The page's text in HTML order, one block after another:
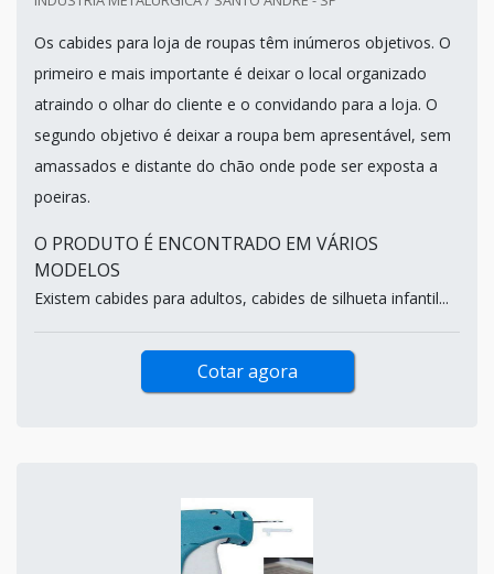
Os cabides para loja de roupas têm inúmeros objetivos. O
primeiro e mais importante é deixar o local organizado
atraindo o olhar do cliente e o convidando para a loja. O
segundo objetivo é deixar a roupa bem apresentável, sem
amassados e distante do chão onde pode ser exposta a
poeiras.
O PRODUTO É ENCONTRADO EM VÁRIOS
MODELOS
Existem cabides para adultos, cabides de silhueta infantil...
Cotar agora